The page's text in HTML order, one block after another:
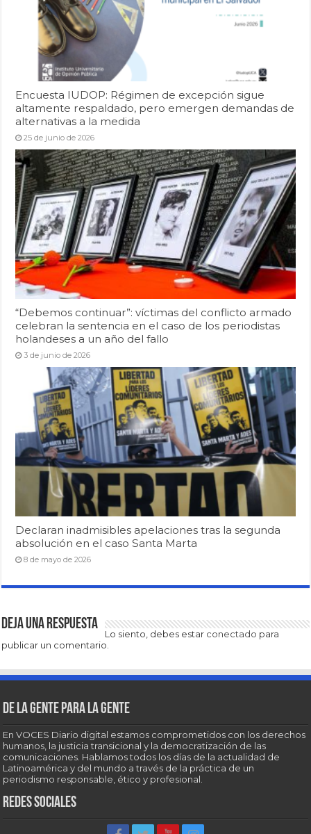
Encuesta IUDOP: Régimen de excepción sigue
altamente respaldado, pero emergen demandas de
alternativas a la medida
25 de junio de 2026
“Debemos continuar”: víctimas del conflicto armado
celebran la sentencia en el caso de los periodistas
holandeses a un año del fallo
3 de junio de 2026
Declaran inadmisibles apelaciones tras la segunda
absolución en el caso Santa Marta
8 de mayo de 2026
Deja una respuesta
Lo siento, debes estar conectado para
publicar un comentario.
De la gente para la gente
En VOCES Diario digital estamos comprometidos con los derechos
humanos, la justicia transicional y la democratización de las
comunicaciones. Hablamos todos los días de la actualidad de
Latinoamérica y del mundo a través de la práctica de un
periodismo responsable, ético y profesional.
Redes sociales